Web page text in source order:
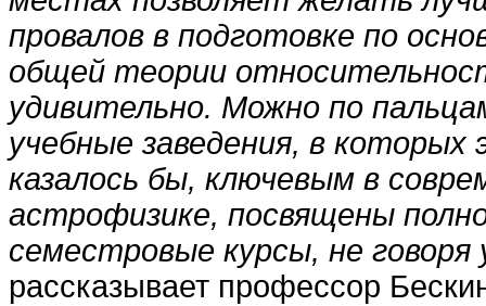
провалов в подготовке по
общей теории
удивительно. Можно по
учебные заведения, в которых
казалось бы, ключевым в
астрофизике, посвящены
семестровые курсы, не говоря
рассказывает профессор